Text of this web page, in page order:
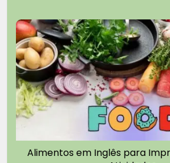
Alimentos em Inglês para